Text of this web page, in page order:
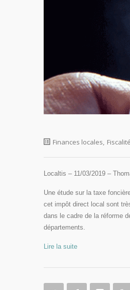
Finances locales, Fiscalité
Localtis – 11/03/2019 –
Une étude sur la taxe
cet impôt direct local sont
dans le cadre de la réforme
départements.
Lire la suite